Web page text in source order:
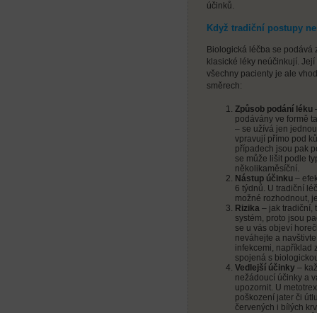
účinků.
Když tradiční postupy
Biologická léčba se podává
klasické léky neúčinkují.
všechny pacienty je ale
směrech:
Způsob podání léku
podávány ve formě
– se užívá jen
vpravují přímo pod
případech jsou pak
se může lišit podle
několikaměsíční.
Nástup účinku –
6 týdnů. U tradiční
možné rozhodnout,
Rizika – jak tradiční,
systém, proto jsou
se u vás objeví
neváhejte a
infekcemi, například
spojená s
Vedlejší účinky –
nežádoucí účinky a
upozornit. U
poškození jater či
červených i bílých